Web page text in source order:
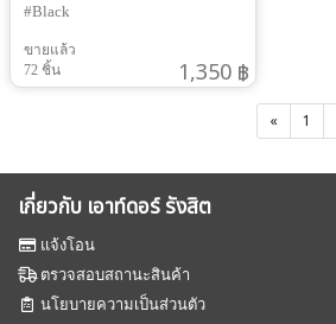
#Black
ขายแล้ว
72 ชิ้น
1,350 ฿
« 1
เกี่ยวกับ เอาท์ดอร์ รังสิต
แจ้งโอน
ตรวจสอบสถานะสินค้า
นโยบายความเป็นส่วนตัว